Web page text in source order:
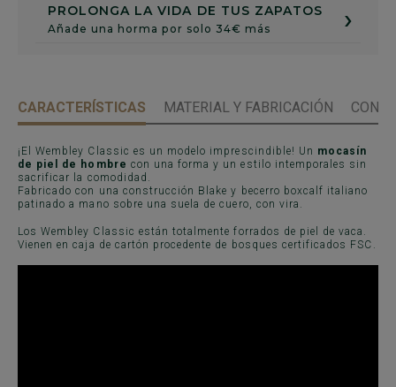
PROLONGA LA VIDA DE TUS ZAPATOS
Añade una horma por solo 34€ más ›
CARACTERÍSTICAS MATERIAL Y FABRICACIÓN
¡El Wembley Classic es un modelo imprescindible! Un mocasín
de piel de hombre con una forma y un estilo intemporales sin
sacrificar la comodidad.
Fabricado con una construcción Blake y becerro boxcalf italiano
patinado a mano sobre una suela de cuero, con vira.
Los Wembley Classic están totalmente forrados de piel de vaca.
Vienen en caja de cartón procedente de bosques certificados FSC.